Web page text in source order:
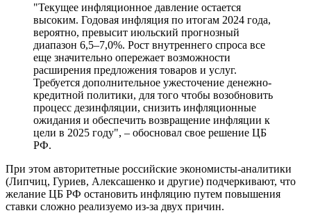
"Текущее инфляционное давление остается
высоким. Годовая инфляция по итогам 2024 года,
вероятно, превысит июльский прогнозный
диапазон 6,5–7,0%. Рост внутреннего спроса все
еще значительно опережает возможности
расширения предложения товаров и услуг.
Требуется дополнительное ужесточение денежно-
кредитной политики, для того чтобы возобновить
процесс дезинфляции, снизить инфляционные
ожидания и обеспечить возвращение инфляции к
цели в 2025 году", – обосновал свое решение ЦБ
РФ.
При этом авторитетные российские экономисты-аналитики
(Липчиц, Гуриев, Алексашенко и другие) подчеркивают, что
желание ЦБ РФ остановить инфляцию путем повышения
ставки сложно реализуемо из-за двух причин.